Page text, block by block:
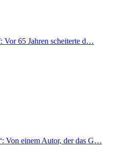
Vor 65 Jahren scheiterte d…
Von einem Autor, der das G…